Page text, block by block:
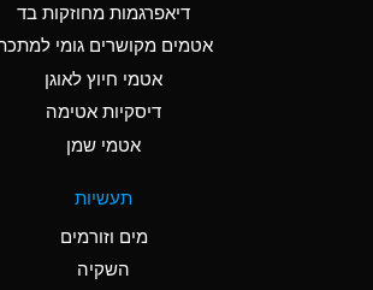
Ammonia Anhydrous
B
Ammonia Gas (cold)
A
Ammonia Gas (hot)
דיאפרגמות מחוזקות בד
אטמים מקושרים גומי
אטמי חיוץ לאוגן
דיסקיות אטימה
אטמי שמן
תעשיות
מים וזורמים
השקיה